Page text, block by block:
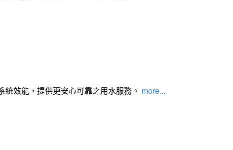
效能，提供更安心可靠之用水服務。 more...